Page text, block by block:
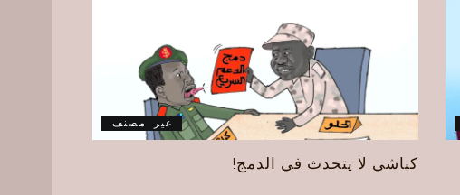
غير مصنف
كباشي لا يتحدث في الدمج!